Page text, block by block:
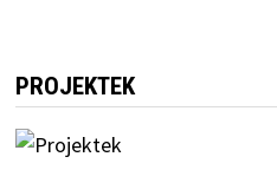
PROJEKTEK